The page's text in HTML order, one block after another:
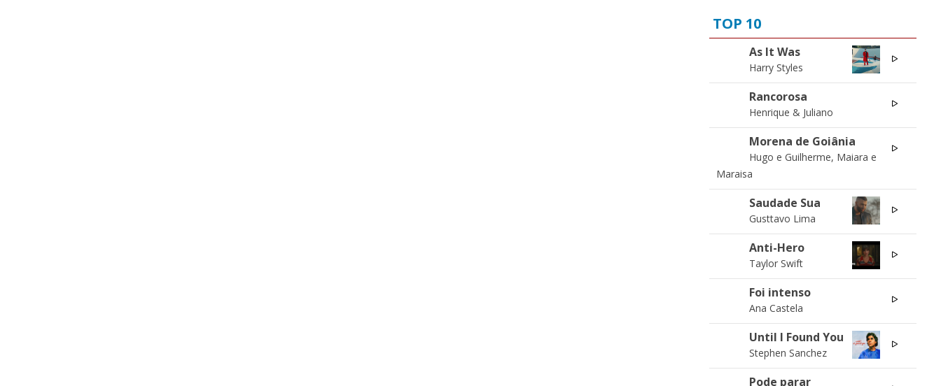
TOP 10
As It Was
Harry Styles
Rancorosa
Henrique & Juliano
Morena de Goiânia
Hugo e Guilherme, Maiara e
Maraisa
Saudade Sua
Gusttavo Lima
Anti-Hero
Taylor Swift
Foi intenso
Ana Castela
Until I Found You
Stephen Sanchez
Pode parar